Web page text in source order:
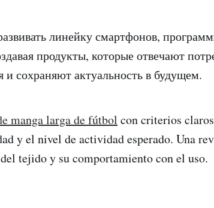
линейку смартфонов,
продукты, которые отвечают
и сохраняют актуальность в будущем.
manga larga de fútbol con criterios
y el nivel de actividad esperado. Una
tejido y su comportamiento con el uso.